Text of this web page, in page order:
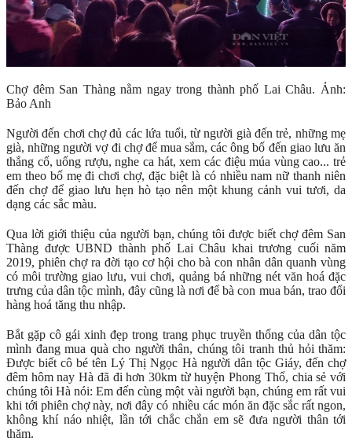
Chợ đêm San Thàng nằm ngay trong thành phố Lai Châu. Ảnh:
Bảo Anh
Người đến chơi chợ đủ các lứa tuổi, từ người già đến trẻ, những mẹ
già, những người vợ đi chợ để mua sắm, các ông bố đến giao lưu ăn
thắng cố, uống rượu, nghe ca hát, xem các điệu múa vùng cao... trẻ
em theo bố mẹ đi chơi chợ, đặc biệt là có nhiều nam nữ thanh niên
đến chợ để giao lưu hẹn hò tạo nên một khung cảnh vui tươi, da
dạng các sắc màu.
Qua lời giới thiệu của người bạn, chúng tôi được biết chợ đêm San
Thàng được UBND thành phố Lai Châu khai trương cuối năm
2019, phiên chợ ra đời tạo cơ hội cho bà con nhân dân quanh vùng
có môi trường giao lưu, vui chơi, quảng bá những nét văn hoá đặc
trưng của dân tộc mình, đây cũng là nơi để bà con mua bán, trao đổi
hàng hoá tăng thu nhập.
Bắt gặp cô gái xinh đẹp trong trang phục truyền thống của dân tộc
mình đang mua quà cho người thân, chúng tôi tranh thủ hỏi thăm:
Được biết cô bé tên Lý Thị Ngọc Hà người dân tộc Giáy, đến chợ
đêm hôm nay Hà đã đi hơn 30km từ huyện Phong Thổ, chia sẻ với
chúng tôi Hà nói: Em đến cùng một vài người bạn, chúng em rất vui
khi tới phiên chợ này, nơi đây có nhiều các món ăn đặc sắc rất ngon,
không khí náo nhiệt, lần tới chắc chắn em sẽ đưa người thân tới
thăm.